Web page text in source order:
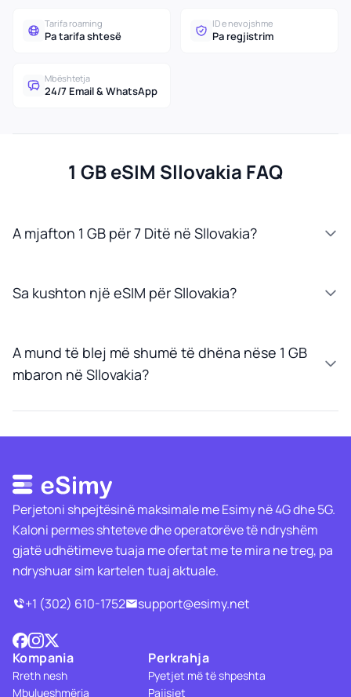
Tarifa roaming
Pa tarifa shtesë
ID e nevojshme
Pa regjistrim
Mbështetja
24/7 Email & WhatsApp
1 GB eSIM Sllovakia FAQ
A mjafton 1 GB për 7 Ditë në Sllovakia?
Sa kushton një eSIM për Sllovakia?
A mund të blej më shumë të dhëna nëse 1 GB
mbaron në Sllovakia?
Perjetoni shpejtësinë maksimale me Esimy në 4G dhe 5G.
Kaloni permes shteteve dhe operatorëve të ndryshëm
gjatë udhëtimeve tuaja me ofertat me te mira ne treg, pa
ndryshuar sim kartelen tuaj aktuale.
+1 (302) 610-1752
support@esimy.net
Kompania
Rreth nesh
Mbulueshmëria
Perkrahja
Pyetjet më të shpeshta
Pajisjet